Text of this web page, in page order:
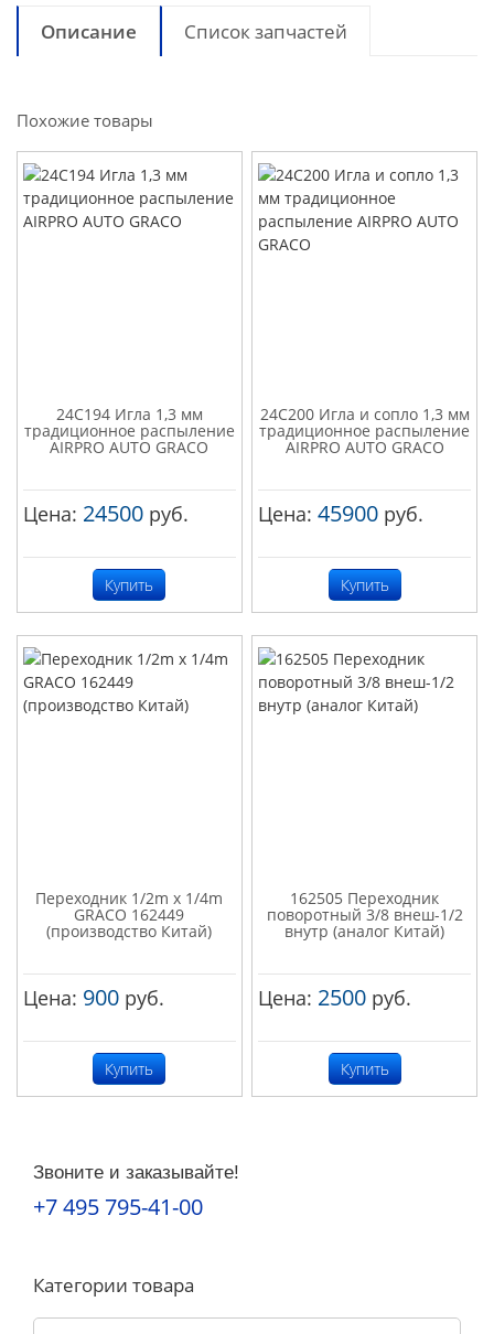
Звоните и заказывайте!
+7 495 795-41-00
Категории товара
Описание Список запчастей
Похожие товары
24C194 Игла 1,3 мм
традиционное распыление
AIRPRO AUTO GRACO
Цена: 24500 руб.
Купить
24C200 Игла и сопло 1,3 мм
традиционное распыление
AIRPRO AUTO GRACO
Цена:45900 руб.
Купить
Переходник 1/2m x 1/4m
GRACO 162449
(производство Китай)
Цена: 900 руб.
Купить
162505 Переходник
поворотный 3/8 внеш-1/2
внутр (аналог Китай)
Цена: 2500 руб.
Купить